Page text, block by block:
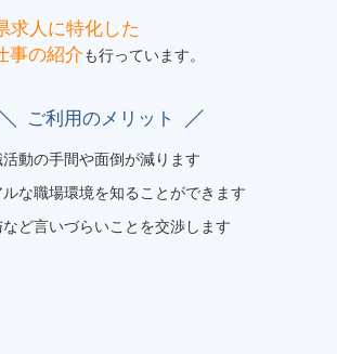
入！
図っています◎
進にも力を入れています！
にスポットライトが当たる仕組みを整えていま
的に社員の意見を取り入れて働きやすい環境作
置することで効率化を図り、整備士が整備に専
求人に特化した
事の紹介も行っています。
ご利用のメリット
動の手間や面倒が減ります
ルな職場環境を知ることができます
ど言いづらいことを交渉します